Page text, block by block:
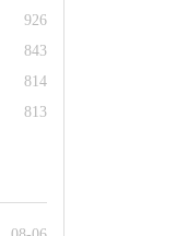
926
843
814
813